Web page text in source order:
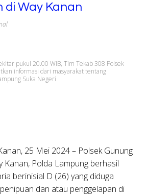
di Way Kanan
pukul 20.00 WIB, Tim Tekab 308 Polsek
informasi dari masyarakat tentang
Suka Negeri
25 Mei 2024– Polsek Gunung
Kanan, Polda Lampung berhasil
berinisial D (26) yang diduga
dan atau penggelapan di